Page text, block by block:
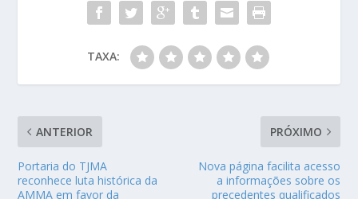
TAXA:
ANTERIOR
Portaria do TJMA
reconhece luta histórica da
AMMA em favor da
PRÓXIMO
Nova página facilita acesso
a informações sobre os
precedentes qualificados